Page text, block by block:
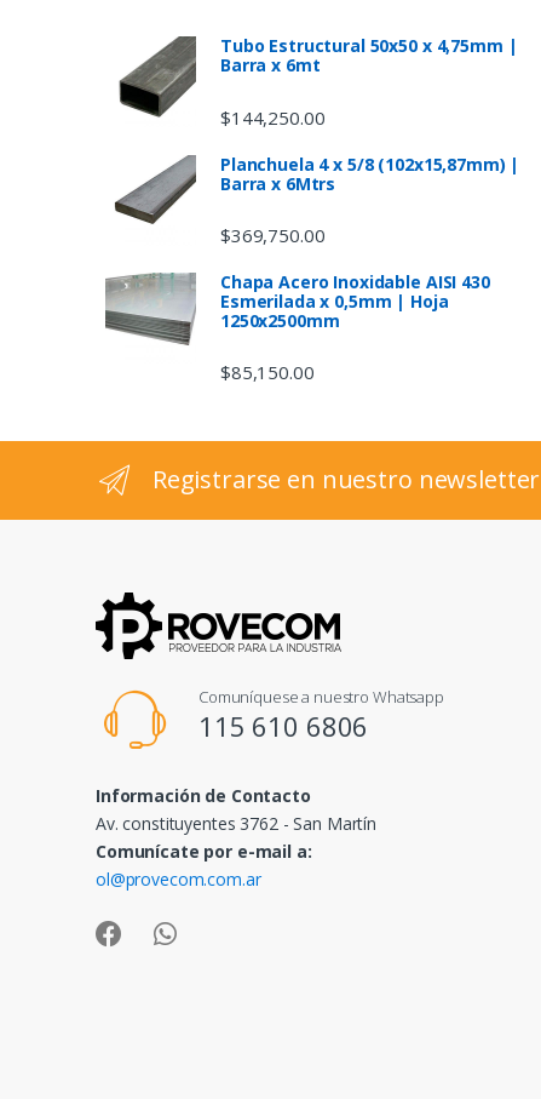
l
Tubo Estructural 50x50 x 4,75mm |
Barra x 6mt
$144,250.00
Planchuela 4 x 5/8 (102x15,87mm) |
Barra x 6Mtrs
$369,750.00
Chapa Acero Inoxidable AISI 430
Esmerilada x 0,5mm | Hoja
1250x2500mm
$85,150.00
Registrarse en nuestro newsletter
Comuníquese a nuestro Whatsapp
115 610 6806
Información de Contacto
Av. constituyentes 3762 - San Martín
Comunícate por e-mail a:
ol@provecom.com.ar